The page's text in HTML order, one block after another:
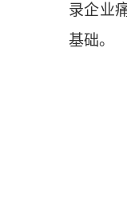
录企业
基础。